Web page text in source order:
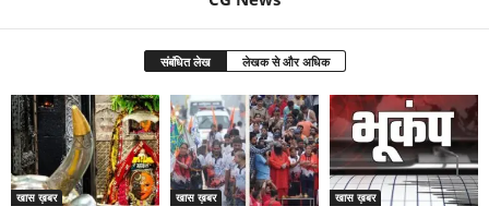
संबंधित लेख लेखक से और अधिक
खास ख़बर खास ख़बर खास ख़बर